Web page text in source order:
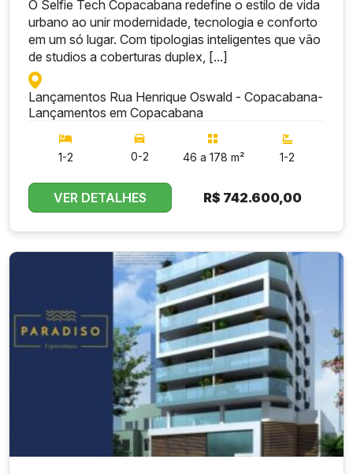
O Selfie Tech Copacabana redefine o estilo de vida
urbano ao unir modernidade, tecnologia e conforto
em um só lugar. Com tipologias inteligentes que vão
de studios a coberturas duplex, [...]
Lançamentos Rua Henrique Oswald - Copacabana-
Lançamentos em Copacabana
1-2 0-2 46 a 178 m² 1-2
VER DETALHES R$ 742.600,00